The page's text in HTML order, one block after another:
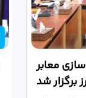
معابر
برگزار شد